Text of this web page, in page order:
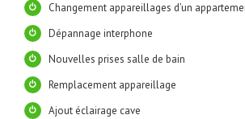
Changement appareillages d’un
Dépannage interphone
Nouvelles prises salle de bain
Remplacement appareillage
Ajout éclairage cave